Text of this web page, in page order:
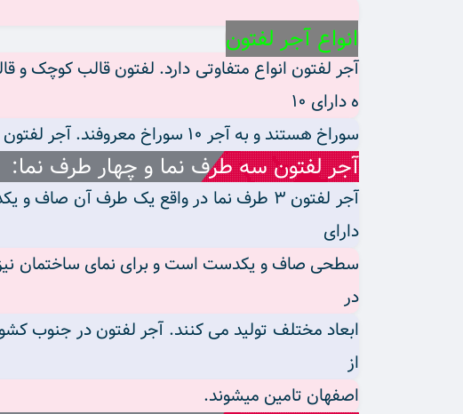
انواع آجر لفتون
آجر لفتون انواع متفاوتی دارد. لفتون قالب کوچک و
ه دارای ۱۰
سوراخ هستند و به آجر ۱۰ سوراخ معروفند. آجر لفتون نیمه دارای ۵ سوراخ است. همچنین آجر سه گل دارای سه سوراخ است.
آجر لفتون سه طرف نما و چهار طرف نما:
دارای
سطحی صاف و یکدست است و برای نمای ساختمان نیز
در
ابعاد مختلف تولید می کنند. آجر لفتون در جنوب
از
اصفهان تامین میشوند.